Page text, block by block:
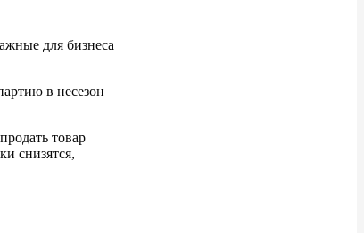
для бизнеса
в несезон
товар
снизятся,